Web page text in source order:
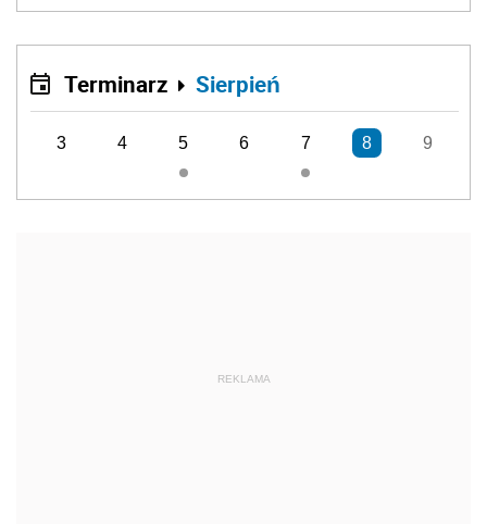
Terminarz Sierpień
3 4 5 6 7 8 9
REKLAMA